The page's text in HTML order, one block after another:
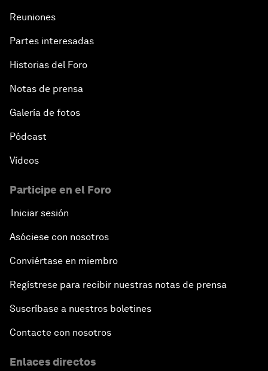
Reuniones
Partes interesadas
Historias del Foro
Notas de prensa
Galería de fotos
Pódcast
Vídeos
Participe en el Foro
Iniciar sesión
Asóciese con nosotros
Conviértase en miembro
Regístrese para recibir nuestras notas de prensa
Suscríbase a nuestros boletines
Contacte con nosotros
Enlaces directos